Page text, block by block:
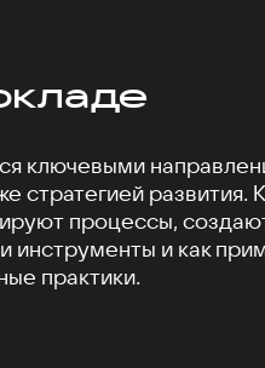
ключевыми
стратегией развития.
процессы,
инструменты и как
практики.